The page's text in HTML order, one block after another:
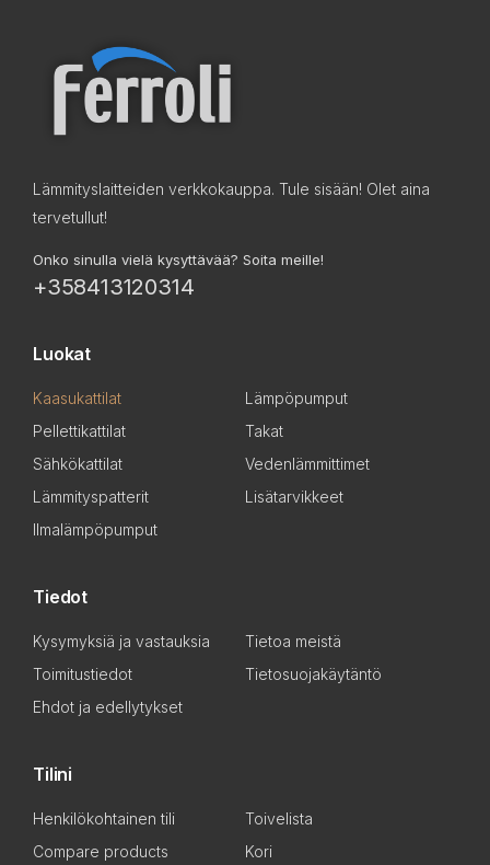
Lämmityslaitteiden verkkokauppa. Tule sisään! Olet aina
tervetullut!
Onko sinulla vielä kysyttävää? Soita meille!
+358413120314
Luokat
Kaasukattilat
Lämpöpumput
Pellettikattilat
Takat
Sähkökattilat
Vedenlämmittimet
Lämmityspatterit
Lisätarvikkeet
Ilmalämpöpumput
Tiedot
Kysymyksiä ja vastauksia
Tietoa meistä
Toimitustiedot
Tietosuojakäytäntö
Ehdot ja edellytykset
Tilini
Henkilökohtainen tili
Toivelista
Compare products
Kori